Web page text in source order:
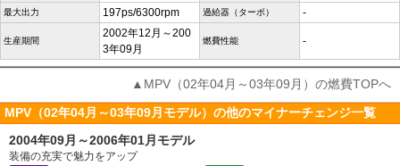
最大出力 197ps/6300rpm 過給器（ターボ） -
生産期間
2002年12月～200
3年09月
燃費性能 -
▲MPV（02年04月～03年09月）の燃費TOPへ
MPV（02年04月～03年09月モデル）の他のマイナーチェンジ一覧
2004年09月～2006年01月モデル
装備の充実で魅力をアップ